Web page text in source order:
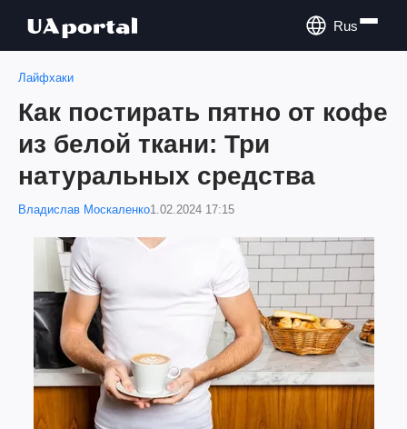
Rus
Лайфхаки
Как постирать пятно от кофе
из белой ткани: Три
натуральных средства
Владислав Москаленко1.02.2024 17:15